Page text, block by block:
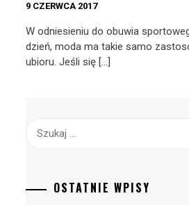
9 CZERWCA 2017
W odniesieniu do obuwia
dzień, moda ma takie samo
ubioru. Jeśli się […]
OSTATNIE WPISY